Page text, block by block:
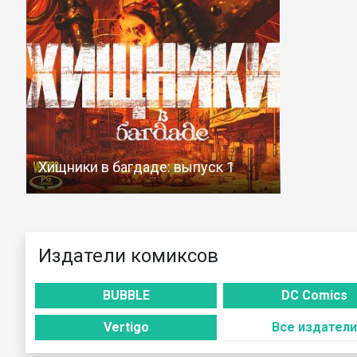
Хищники в багдаде: выпуск 1
Издатели комиксов
BUBBLE DC Comics
Vertigo Все издатели